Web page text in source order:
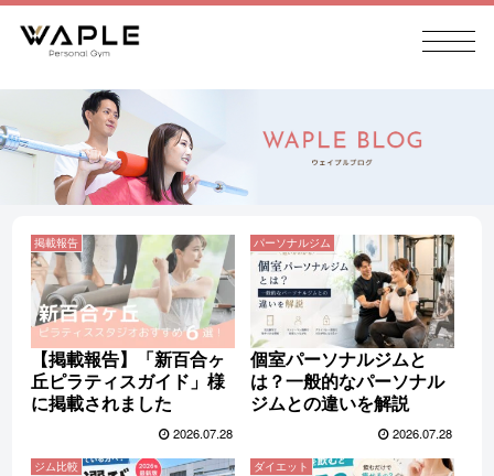
掲載報告
【掲載報告】「新百合ヶ
丘ピラティスガイド」様
に掲載されました
2026.07.28
パーソナルジム
個室パーソナルジムと
は？一般的なパーソナル
ジムとの違いを解説
2026.07.28
ジム比較 ダイエット